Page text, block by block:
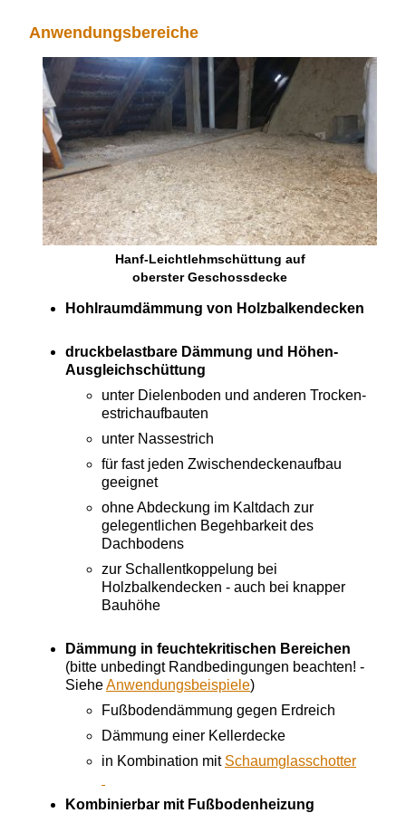
Anwendungsbereiche
Hanf-Leichtlehmschüttung auf
oberster Geschossdecke
Hohlraumdämmung von Holzbalkendecken
druckbelastbare Dämmung und Höhen-
Ausgleichschüttung
unter Dielenboden und anderen Trocken­
estrichaufbauten
unter Nassestrich
für fast jeden Zwischen­decken­aufbau
geeignet
ohne Abdeckung im Kaltdach zur
gelegentlichen Begehbarkeit des
Dachbodens
zur Schallentkoppelung bei
Holzbalkendecken - auch bei knapper
Bauhöhe
Dämmung in feuchtekritischen Bereichen
(bitte unbedingt Randbedingungen beachten! -
SieheAnwendungsbeispiele)
Fußbodendämmung gegen Erdreich
Dämmung einer Kellerdecke
in Kombination mit Schaumglasschotter
Kombinierbar mit Fußbodenheizung